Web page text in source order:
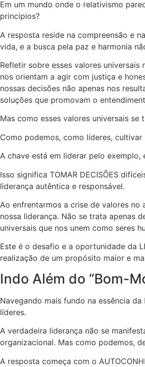
Em um mundo onde o relativismo
princípios?
A resposta reside na compreensão e
vida, e a busca pela paz e harmonia
Refletir sobre esses valores
nos orientam a agir com justiça e
nossas decisões não apenas nos
soluções que promovam o
Mas como esses valores universais
Como podemos, como líderes,
A chave está em liderar pelo
Isso significa TOMAR DECISÕES
liderança autêntica e responsável.
Ao enfrentarmos a crise de valores
nossa liderança. Não se trata apenas
universais que nos unem como seres
Este é o desafio e a oportunidade da
realização de um propósito maior e
Indo Além do “Bom-
Navegando mais fundo na essência
líderes.
A verdadeira liderança não se
organizacional. Mas como podemos,
A resposta começa com o